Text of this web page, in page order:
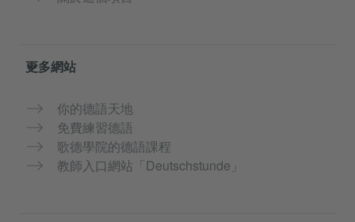
更多網站
你的德語天地
免費練習德語
歌德學院的德語課程
教師入口網站「Deutschstunde」